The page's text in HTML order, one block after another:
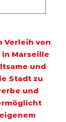
Verleih von
Marseille
und
Stadt zu
und